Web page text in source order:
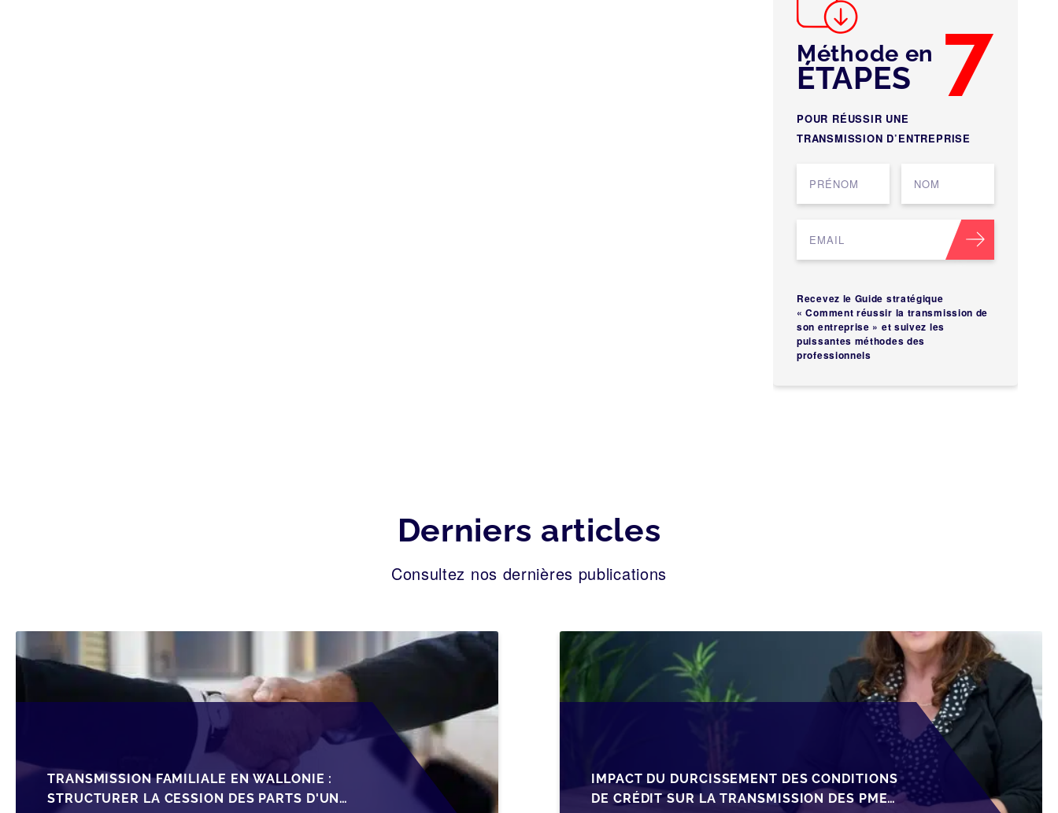
Méthode en 7
ÉTAPES
POUR RÉUSSIR UNE
TRANSMISSION D’ENTREPRISE
Recevez le Guide stratégique
« Comment réussir la transmission de
son entreprise » et suivez les
puissantes méthodes des
professionnels
Derniers articles
Consultez nos dernières publications
TRANSMISSION FAMILIALE EN WALLONIE :
STRUCTURER LA CESSION DES PARTS D'UNE
IMPACT DU DURCISSEMENT DES CONDITIONS
DE CRÉDIT SUR LA TRANSMISSION DES PME